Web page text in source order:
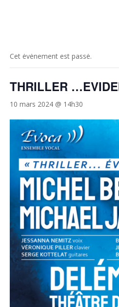
Cet évènement est passé.
THRILLER
10 mars 2024 @ 14h30